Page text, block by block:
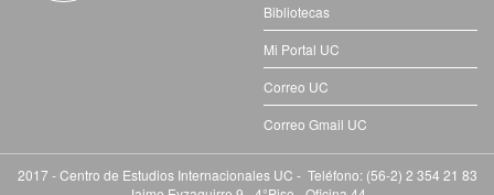
Bibliotecas
Mi Portal UC
Correo UC
Correo Gmail UC
2017 - Centro de Estudios Internacionales UC - Teléfono: (56-2) 2 354 21 83